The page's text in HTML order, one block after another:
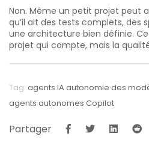
Non. Même un petit projet peut
qu’il ait des tests complets, des
une architecture bien définie. Ce
projet qui compte, mais la
Tag: agents IA autonomie des
agents autonomes Copilot
Partager